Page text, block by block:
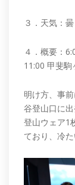
３．天気：
４．概要：
11:00 甲斐駒
明け方、事
谷登山口に
登山ウェア1
ており、冷